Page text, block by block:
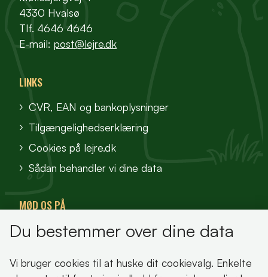
4330 Hvalsø
Tlf. 4646 4646
E-mail: post@lejre.dk
LINKS
CVR, EAN og bankoplysninger
Tilgængelighedserklæring
Cookies på lejre.dk
Sådan behandler vi dine data
MØD OS PÅ
VisitFjordlandet
Oplev Lejre
Du bestemmer over dine data
Vi bruger cookies til at huske dit cookievalg. Enkelte